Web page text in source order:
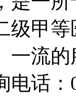
级甲
一流
电话：